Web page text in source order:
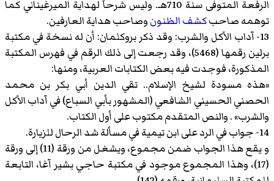
الرفعة المتوفى سنة 710هـ. وليس شرحاً لهداية الميرغيناني كما
توهمه صاحبكشف الظنونوصاحب هداية العارفين.
13- آداب الأكل والشرب: وقد ذكر بروكلمان: أن له نسخة في مكتبة
برلين رقمها (5468)، وقد رجعت إلى ذلك الرقم في فهرس المكتبة
المذكورة، فوجدت فيه بعض الكتابات العربية، ومنها:
«هذه مسودة لشيخ الإسلام.. تقي الدين أبي بكر بن محمد
الحصني الحسيني الشافعي (المشهور بأبي السباع) في آداب الأكل
والشرب» . والنص المتقدم مكتوب على أول الكتاب.
14- جواب في الرد على ابن تيمية في مسألة شد الرحال للزيارة.
و يقع هذا الجواب ضمن مجموع، ويشغل من ورقة (11) إلى ورقة
(17)، وهذا المجموع موجود في مكتبة حاجي بشير آغا، التابعة